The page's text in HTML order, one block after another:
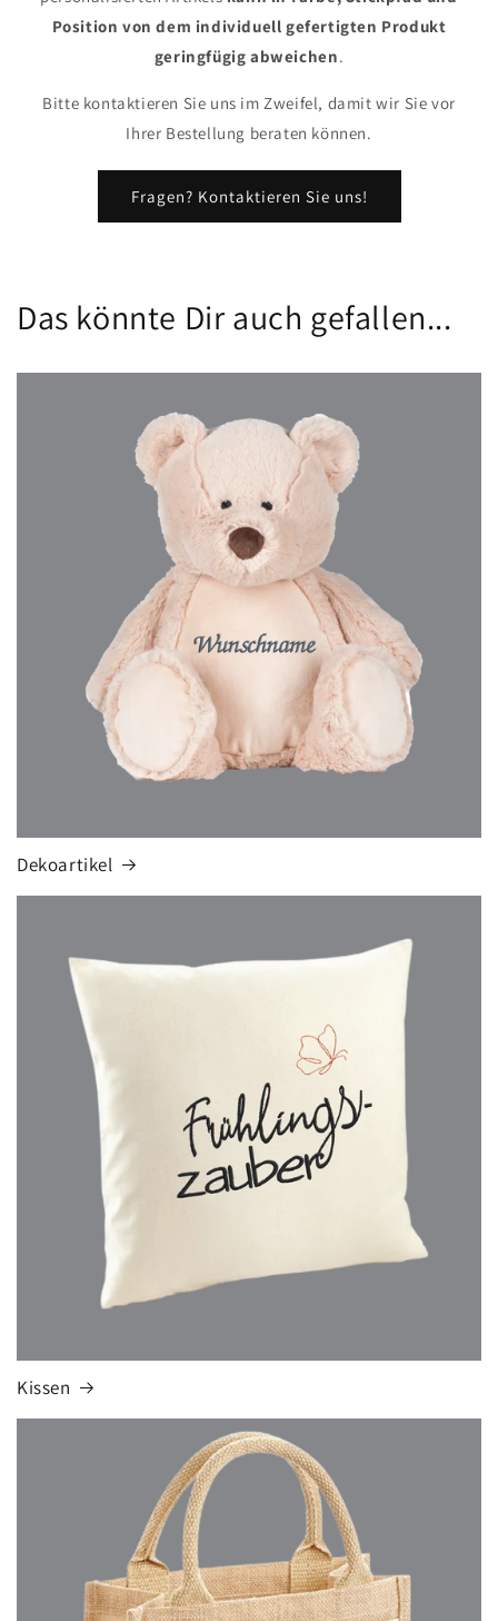
Position von dem individuell gefertigten Produkt
geringfügig abweichen.
Bitte kontaktieren Sie uns im Zweifel, damit wir Sie vor
Ihrer Bestellung beraten können.
Fragen? Kontaktieren Sie uns!
Das könnte Dir auch gefallen...
Dekoartikel
Kissen